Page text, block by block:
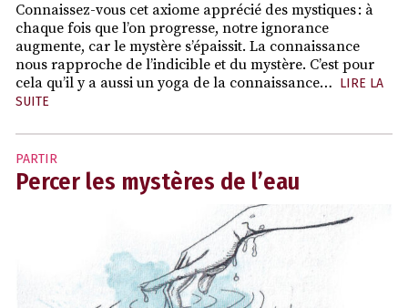
Connaissez-vous cet axiome apprécié des mystiques : à
chaque fois que l’on progresse, notre ignorance
augmente, car le mystère s’épaissit. La connaissance
nous rapproche de l’indicible et du mystère. C’est pour
cela qu’il y a aussi un yoga de la connaissance… LIRE LA
SUITE
PARTIR
Percer les mystères de l’eau